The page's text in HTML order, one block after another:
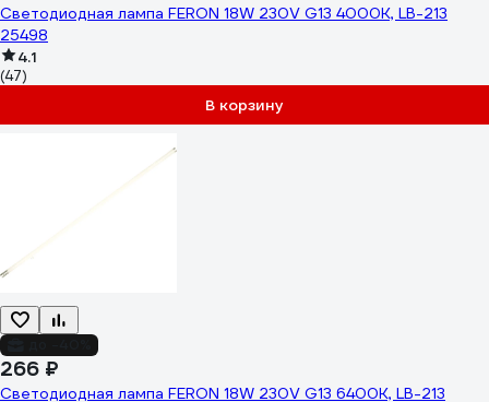
Светодиодная лампа FERON 18W 230V G13 4000K, LB-213
25498
4.1
(47)
В корзину
266 ₽
Светодиодная лампа FERON 18W 230V G13 6400K, LB-213